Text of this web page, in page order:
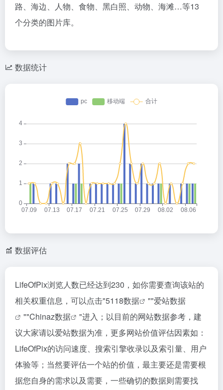
路、海边、人物、食物、黑白照、动物、海滩…等13
个分类的图片库。
数据统计
数据评估
LifeOfPix浏览人数已经达到230，如你需要查询该站的
相关权重信息，可以点击"5118数据 ""爱站数据
""Chinaz数据
"进入；以目前的网站数据参考，建
议大家请以爱站数据为准，更多网站价值评估因素如：
LifeOfPix的访问速度、搜索引擎收录以及索引量、用户
体验等；当然要评估一个站的价值，最主要还是需要根
据您自身的需求以及需要，一些确切的数据则需要找